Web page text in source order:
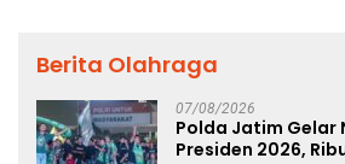
Berita Olahraga
07/08/2026
Polda Jatim Gelar
Presiden 2026,